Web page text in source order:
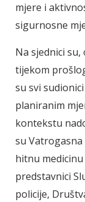
mjere i
sigurnosne
Na sjednici
tijekom
su svi
planiranim
kontekstu
su Vatrogasna
hitnu medicinu
predstavnici
policije,